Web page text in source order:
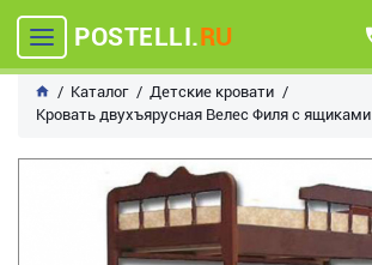
POSTELLI.RU
Каталог
Детские кровати
Кровать двухъярусная Велес Филя с ящиками